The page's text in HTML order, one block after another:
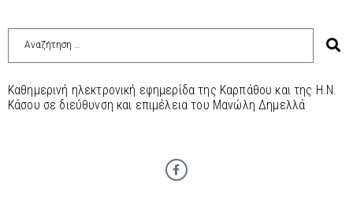
Καθημερινή ηλεκτρονική εφημερίδα της Καρπάθου και της Η.Ν.
Κάσου σε διεύθυνση και επιμέλεια του Μανώλη Δημελλά